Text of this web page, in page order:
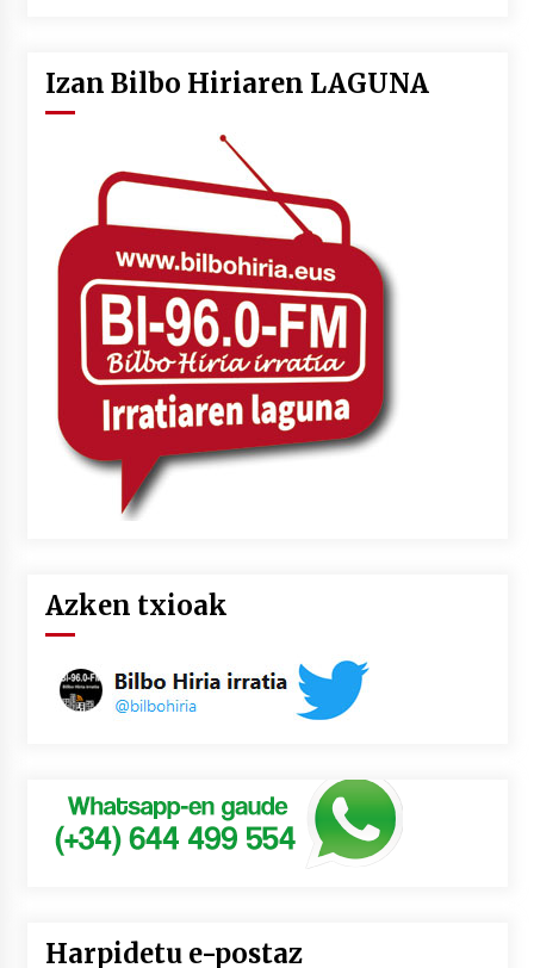
Izan Bilbo Hiriaren LAGUNA
Azken txioak
Harpidetu e-postaz